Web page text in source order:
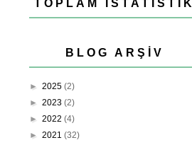
TOPLAM İSTATISTIK
BLOG ARŞIV
► 2025 (2)
► 2023 (2)
► 2022 (4)
► 2021 (32)